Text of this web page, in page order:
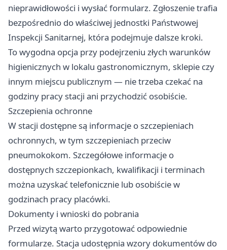
nieprawidłowości i wysłać formularz. Zgłoszenie trafia
bezpośrednio do właściwej jednostki Państwowej
Inspekcji Sanitarnej, która podejmuje dalsze kroki.
To wygodna opcja przy podejrzeniu złych warunków
higienicznych w lokalu gastronomicznym, sklepie czy
innym miejscu publicznym — nie trzeba czekać na
godziny pracy stacji ani przychodzić osobiście.
Szczepienia ochronne
W stacji dostępne są informacje o szczepieniach
ochronnych, w tym szczepieniach przeciw
pneumokokom. Szczegółowe informacje o
dostępnych szczepionkach, kwalifikacji i terminach
można uzyskać telefonicznie lub osobiście w
godzinach pracy placówki.
Dokumenty i wnioski do pobrania
Przed wizytą warto przygotować odpowiednie
formularze. Stacja udostępnia wzory dokumentów do